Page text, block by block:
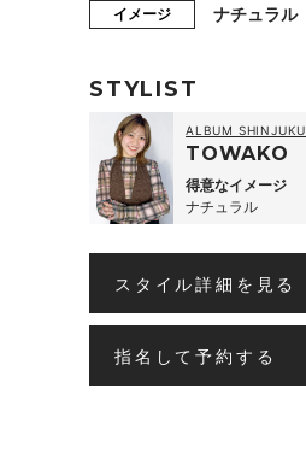
イメージ ナチュラル
STYLIST
TOWAKO
ALBUM SHINJUKU
得意なイメージ
ナチュラル
指名して予約する
スタイル詳細を見る